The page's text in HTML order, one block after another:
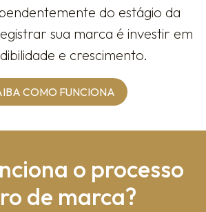
do estágio da
sua marca é investir em
e crescimento.
COMO FUNCIONA
o processo
de marca?